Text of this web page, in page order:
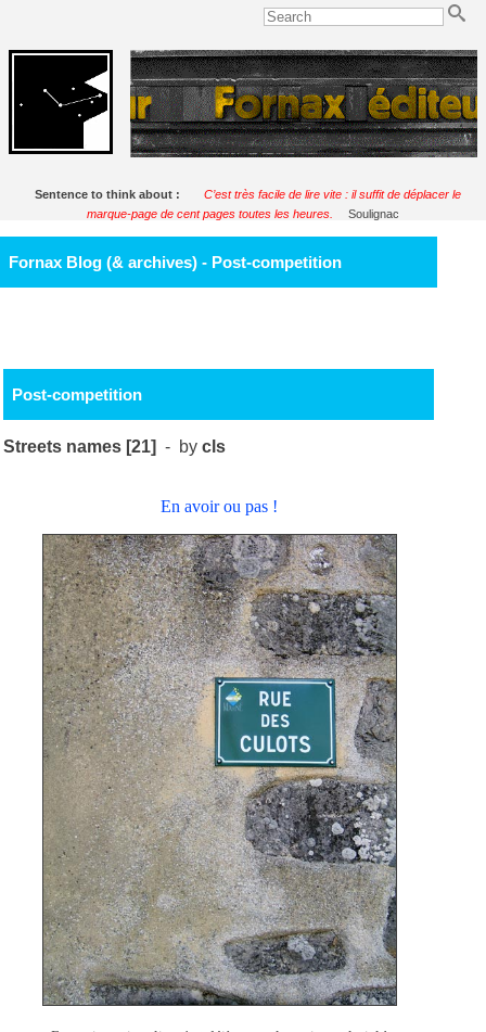
Sentence to think about :
C’est très facile de lire vite : il suffit de déplacer le
marque-page de cent pages toutes les heures.
Soulignac
Fornax Blog (& archives) - Post-competition
Post-competition
Streets names [21] - bycls
En avoir ou pas !